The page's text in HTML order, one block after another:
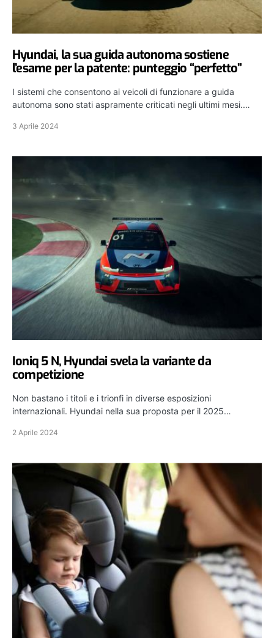
Hyundai, la sua guida autonoma sostiene
l’esame per la patente: punteggio “perfetto”
I sistemi che consentono ai veicoli di funzionare a guida
autonoma sono stati aspramente criticati negli ultimi mesi.…
3 Aprile 2024
Ioniq 5 N, Hyundai svela la variante da
competizione
Non bastano i titoli e i trionfi in diverse esposizioni
internazionali. Hyundai nella sua proposta per il 2025…
2 Aprile 2024